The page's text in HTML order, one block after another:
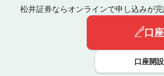
松井証券ならオンラインで申し込みが完
口
口座開